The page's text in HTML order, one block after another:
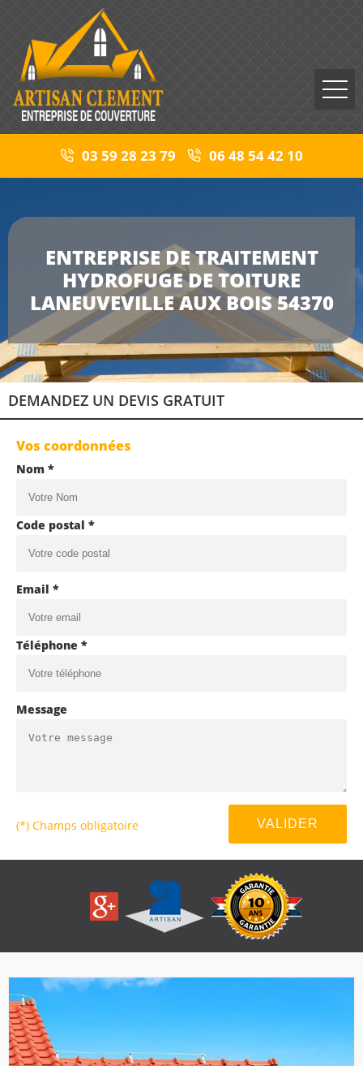
03 59 28 23 79 06 48 54 42 10
ENTREPRISE DE TRAITEMENT
HYDROFUGE DE TOITURE
LANEUVEVILLE AUX BOIS 54370
DEMANDEZ UN DEVIS GRATUIT
Vos coordonnées
Nom *
Code postal *
Email *
Téléphone *
Message
(*) Champs obligatoire